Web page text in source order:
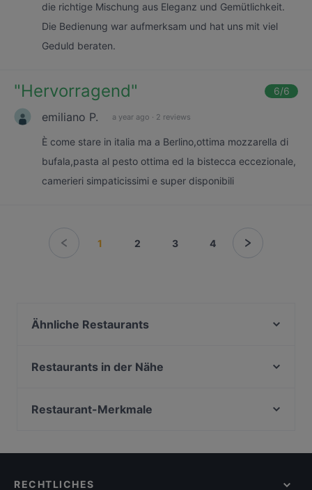
die richtige Mischung aus Eleganz und Gemütlichkeit.
Die Bedienung war aufmerksam und hat uns mit viel
Geduld beraten.
"Hervorragend" 6/6
emiliano P. a year ago · 2 reviews
È come stare in italia ma a Berlino,ottima mozzarella di
bufala,pasta al pesto ottima ed la bistecca eccezionale,
camerieri simpaticissimi e super disponibili
1 2 3 4
Ähnliche Restaurants
Khaugalli - Mumbai Indian Street Food
Trattoria Tranquilla
Restaurants in der Nähe
Trattoria Café Tatou
Simela Charlottenburg
Restaurant-Merkmale
Für Gruppen geeignete Restaurants in Berlin
RECHTLICHES